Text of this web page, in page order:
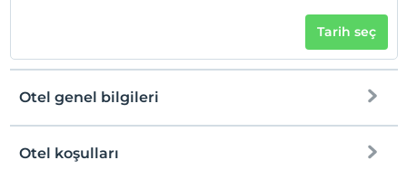
Çocuklar
2 yaşına kadar olan bebekler ücretsizdir.
Her bir oda için 1. çocuk 17 yaşına kadar ücretsizdir
Her bir oda için 2. çocuk 17 yaşına kadar ücretsizdir
Tarih seç
Otel genel bilgileri
Otel koşulları